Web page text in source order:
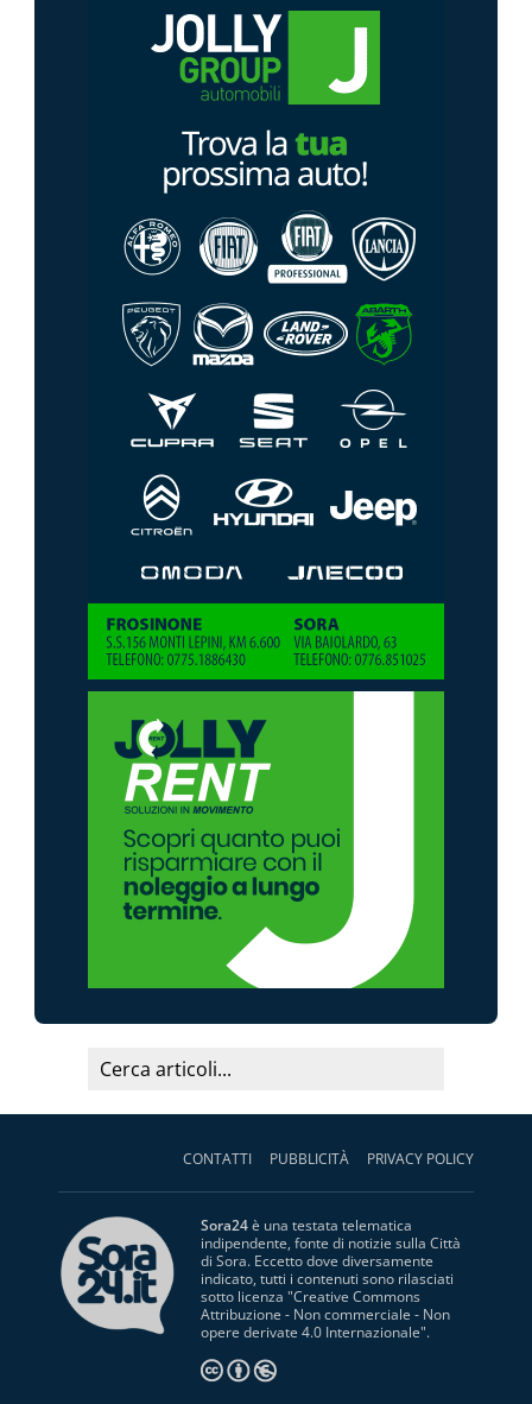
CONTATTI PUBBLICITÀ PRIVACY POLICY
Sora24è una testata telematica
indipendente, fonte di notizie sulla Città
di Sora. Eccetto dove diversamente
indicato, tutti i contenuti sono rilasciati
sotto licenza "Creative Commons
Attribuzione - Non commerciale - Non
opere derivate 4.0 Internazionale".